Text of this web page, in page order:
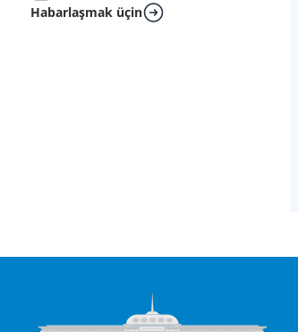
Habarlaşmak üçin